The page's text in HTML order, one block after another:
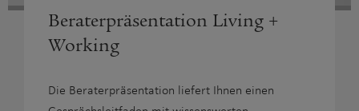
Beraterpräsentation Living +
Working
Die Beraterpräsentation liefert Ihnen einen